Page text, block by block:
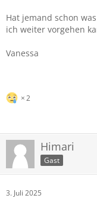
Hat jemand schon
ich weiter vorgehen
Vanessa
2
Himari
Gast
3. Juli 2025